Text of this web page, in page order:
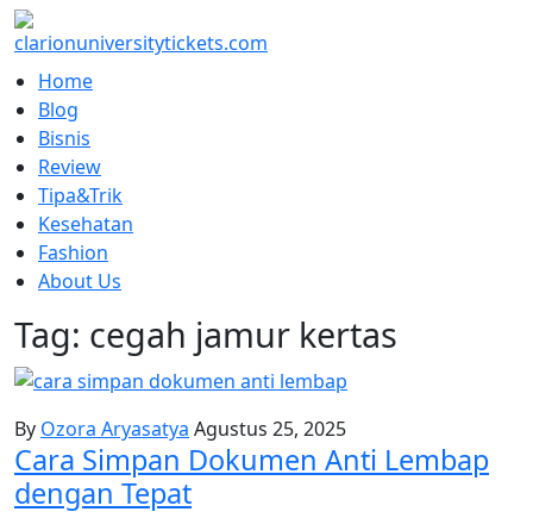
Skip
to
contentHome
Blog
Bisnis
Review
Tipa&Trik
Kesehatan
Fashion
About Us
Tag: cegah jamur kertas
By Ozora Aryasatya Agustus 25, 2025
Cara Simpan Dokumen Anti Lembap
dengan Tepat